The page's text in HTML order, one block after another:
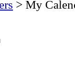
> My